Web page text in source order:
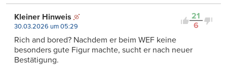
21
6
Kleiner Hinweis
30.03.2026 um 05:29
Rich and bored? Nachdem er beim WEF keine
besonders gute Figur machte, sucht er nach neuer
Bestätigung.